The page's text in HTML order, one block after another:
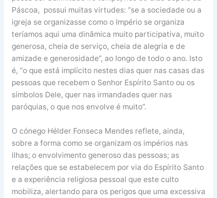
Páscoa, possui muitas virtudes: “se a sociedade ou a
igreja se organizasse como o Império se organiza
teríamos aqui uma dinâmica muito participativa, muito
generosa, cheia de serviço, cheia de alegria e de
amizade e generosidade”, ao longo de todo o ano. Isto
é, “o que está implícito nestes dias quer nas casas das
pessoas que recebem o Senhor Espírito Santo ou os
símbolos Dele, quer nas irmandades quer nas
paróquias, o que nos envolve é muito”.
O cónego Hélder Fonseca Mendes reflete, ainda,
sobre a forma como se organizam os impérios nas
ilhas; o envolvimento generoso das pessoas; as
relações que se estabelecem por via do Espírito Santo
e a experiência religiosa pessoal que este culto
mobiliza, alertando para os perigos que uma excessiva